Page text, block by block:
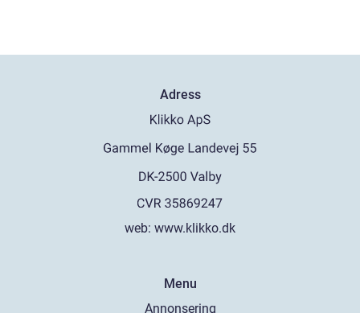
Adress
web: www.klikko.dk
Menu
Annonsering